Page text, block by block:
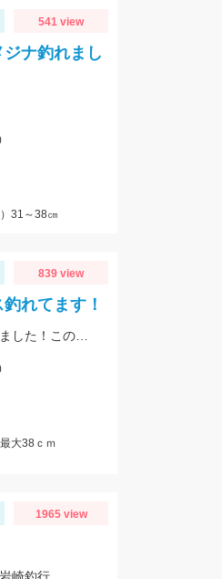
541 view
ナ釣れまし
31～38㎝
839 view
れてます！
大38ｃｍ
1965 view